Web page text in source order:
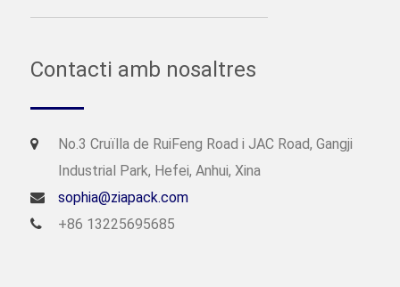
Contacti amb nosaltres
No.3 Cruïlla de RuiFeng Road i JAC Road, Gangji
Industrial Park, Hefei, Anhui, Xina
sophia@ziapack.com
+86 13225695685